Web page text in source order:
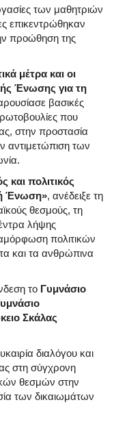
των μαθητριών
επικεντρώθηκαν
προώθηση της
μέτρα και οι
Ένωσης για τη
βασικές
που
στην προστασία
αντιμετώπιση των
και πολιτικός
Ένωση», ανέδειξε τη
θεσμούς, τη
λήψης
πολιτικών
και τα ανθρώπινα
το Γυμνάσιο
Σκάλας
διαλόγου και
στη σύγχρονη
θεσμών στην
των δικαιωμάτων